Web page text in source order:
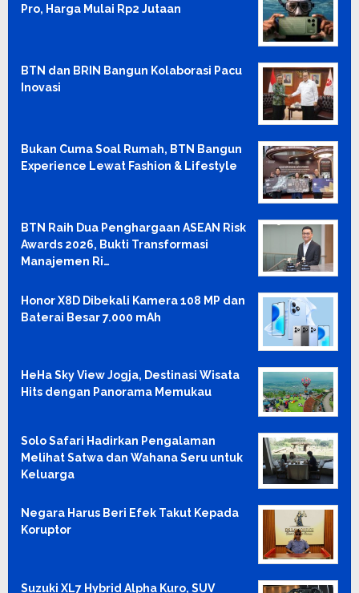
Pro, Harga Mulai Rp2 Jutaan
BTN dan BRIN Bangun Kolaborasi Pacu
Inovasi
Bukan Cuma Soal Rumah, BTN Bangun
Experience Lewat Fashion & Lifestyle
BTN Raih Dua Penghargaan ASEAN Risk
Awards 2026, Bukti Transformasi
Manajemen Ri…
Honor X8D Dibekali Kamera 108 MP dan
Baterai Besar 7.000 mAh
HeHa Sky View Jogja, Destinasi Wisata
Hits dengan Panorama Memukau
Solo Safari Hadirkan Pengalaman
Melihat Satwa dan Wahana Seru untuk
Keluarga
Negara Harus Beri Efek Takut Kepada
Koruptor
Suzuki XL7 Hybrid Alpha Kuro, SUV